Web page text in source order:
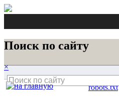
Поиск по сайту
×
robots.txt